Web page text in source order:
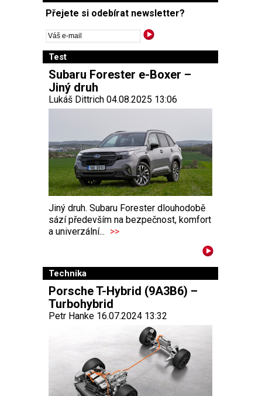
Přejete si odebírat newsletter?
Test
Subaru Forester e-Boxer –
Jiný druh
Lukáš Dittrich 04.08.2025 13:06
Jiný druh. Subaru Forester dlouhodobě
sází především na bezpečnost, komfort
a univerzální... >>
Technika
Porsche T-Hybrid (9A3B6) –
Turbohybrid
Petr Hanke 16.07.2024 13:32